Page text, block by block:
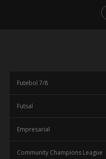
Futebol 7/8
Futsal
Empresarial
Community Champions League